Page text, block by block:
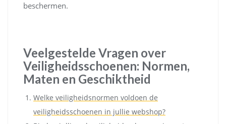
beschermen.
Veelgestelde Vragen over
Veiligheidsschoenen: Normen,
Maten en Geschiktheid
Welke veiligheidsnormen voldoen de
veiligheidsschoenen in jullie webshop?